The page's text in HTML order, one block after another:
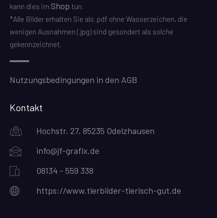
kann dies im Shop tun.
*Alle Bilder erhalten Sie als .pdf ohne Wasserzeichen, die
wenigen Ausnahmen (.jpg) sind gesondert als solche
gekennzeichnet.
Nutzungsbedingungen in den AGB
Kontakt
Hochstr. 27, 85235 Odelzhausen
info@jf-grafix.de
08134 - 559 338
https://www.tierbilder-tierisch-gut.de